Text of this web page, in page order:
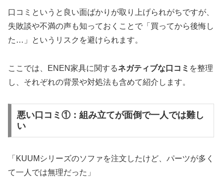
口コミというと良い面ばかりが取り上げられがちですが、
失敗談や不満の声も知っておくことで「買ってから後悔し
た…」というリスクを避けられます。
ここでは、ENEN家具に関するネガティブな口コミ を整理
し、それぞれの背景や対処法も含めて紹介します。
悪い口コミ①：組み立てが面倒で一人では難し
い
「KUUMシリーズのソファを注文したけど、パーツが多く
て一人では無理だった」